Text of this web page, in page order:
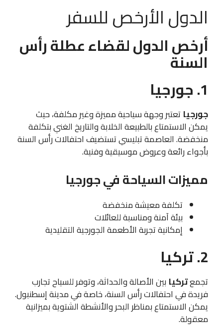
الدول الأرخص للسفر
أرخص الدول لقضاء عطلة رأس
السنة
1. جورجيا
جورجيا تعتبر وجهة سياحية مميزة وغير مكلفة، حيث
يمكن الاستمتاع بالطبيعة الخلابة والتاريخ الغني بتكلفة
منخفضة. العاصمة تبليسي تستضيف احتفالات رأس السنة
بأجواء رائعة وعروض موسيقية وفنية.
مميزات السياحة في جورجيا
تكلفة معيشة منخفضة
بيئة آمنة ومناسبة للعائلات
إمكانية تجربة الأطعمة الجورجية التقليدية
2. تركيا
تجمعتركيا بين الأصالة والحداثة، وتوفر للسياح تجارب
فريدة في احتفالات رأس السنة، خاصة في مدينة إسطنبول.
يمكن الاستمتاع بمناظر البحر والأنشطة الشتوية بميزانية
معقولة.